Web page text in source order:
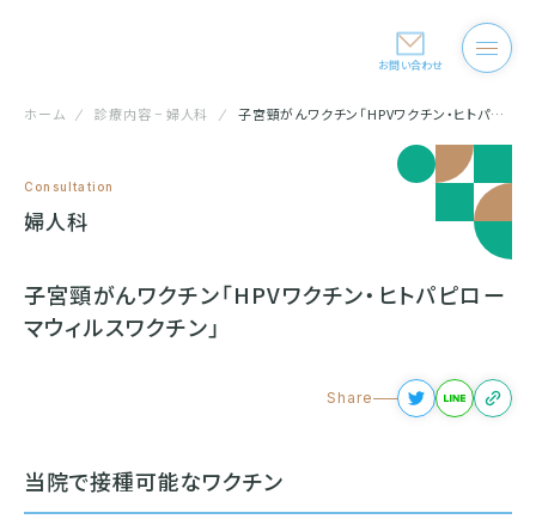
お問い合わせ
ホーム 診療内容 − 婦人科 子宮頸がんワクチン「HPVワクチン・ヒトパピローマウィルスワクチン」
Consultation
婦人科
子宮頸がんワクチン「HPVワクチン・ヒトパピロー
マウィルスワクチン」
当院で接種可能なワクチン